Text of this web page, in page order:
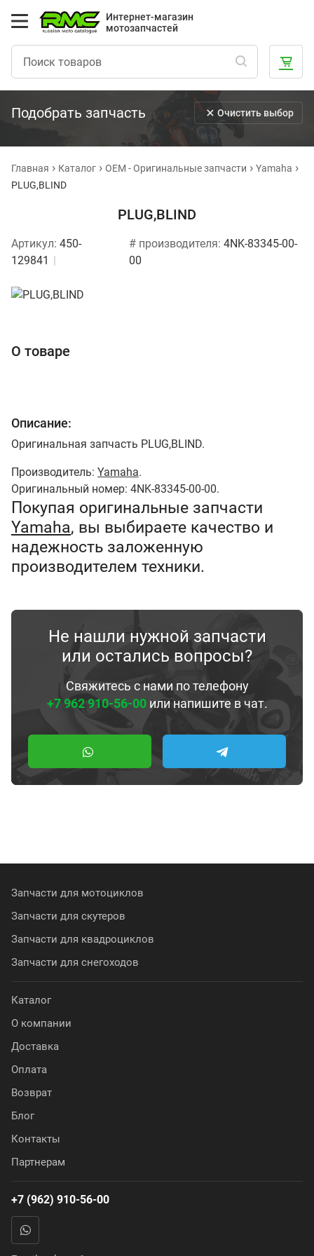
Интернет-магазин
мотозапчастей
Подобрать запчасть Очистить выбор
Главная Каталог OEM - Оригинальные запчасти
Yamaha
PLUG,BLIND
PLUG,BLIND
Артикул: 450-
129841
# производителя: 4NK-83345-00-
00
О товаре
Описание:
Оригинальная запчасть PLUG,BLIND.
Производитель: Yamaha.
Оригинальный номер: 4NK-83345-00-00.
Покупая оригинальные запчасти
Yamaha, вы выбираете качество и
надежность заложенную
производителем техники.
Не нашли нужной запчасти
или остались вопросы?
Свяжитесь с нами по телефону
+7 962 910-56-00или напишите в чат.
Запчасти для мотоциклов
Запчасти для скутеров
Запчасти для квадроциклов
Запчасти для снегоходов
Каталог
О компании
Доставка
Оплата
Возврат
Блог
Контакты
Партнерам
+7 (962) 910-56-00